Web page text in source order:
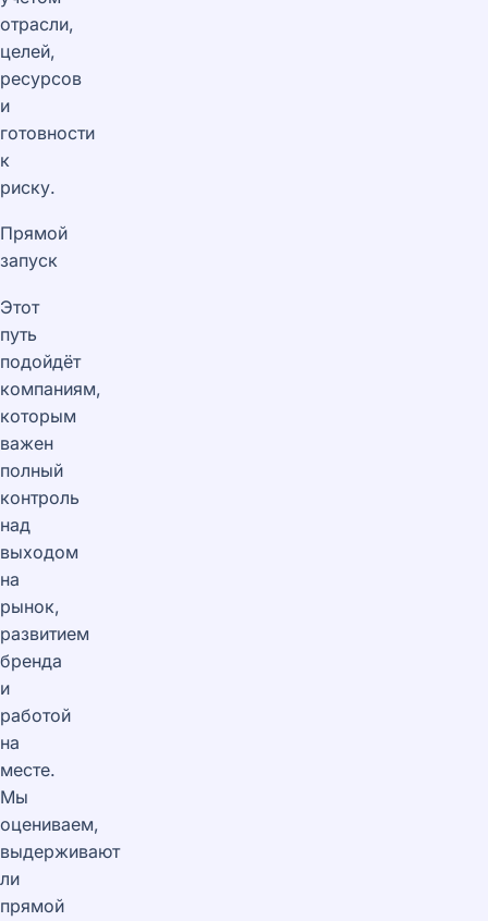
отрасли,
целей,
ресурсов
и
готовности
к
риску.
Прямой
запуск
Этот
путь
подойдёт
компаниям,
которым
важен
полный
контроль
над
выходом
на
рынок,
развитием
бренда
и
работой
на
месте.
Мы
оцениваем,
выдерживают
ли
прямой